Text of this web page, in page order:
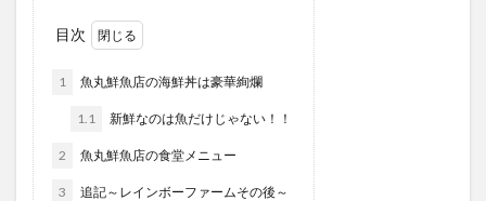
目次
1 魚丸鮮魚店の海鮮丼は豪華絢爛
1.1 新鮮なのは魚だけじゃない！！
2 魚丸鮮魚店の食堂メニュー
3 追記～レインボーファームその後～